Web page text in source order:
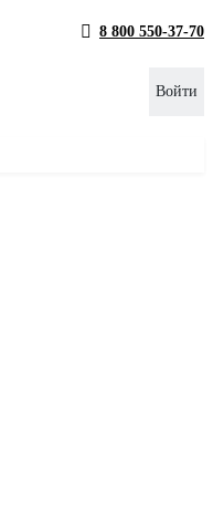
8 800 550-37-70
Войти